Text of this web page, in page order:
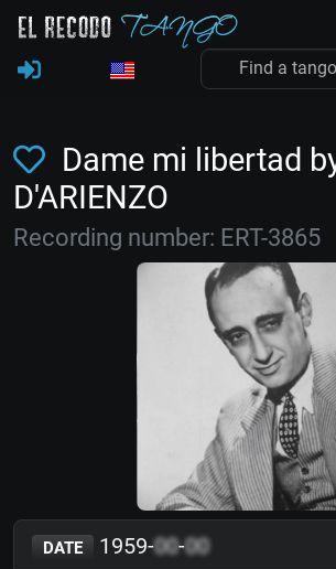
Dame mi libertad
D'ARIENZO
Recording number: ERT-3865
DATE 1959-00-00